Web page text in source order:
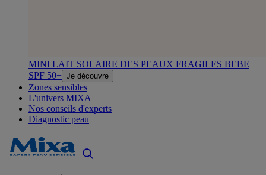
MINI LAIT SOLAIRE DES PEAUX FRAGILES BEBE
SPF 50+ Je découvre
Zones sensibles
L'univers MIXA
Nos conseils d'experts
Diagnostic peau